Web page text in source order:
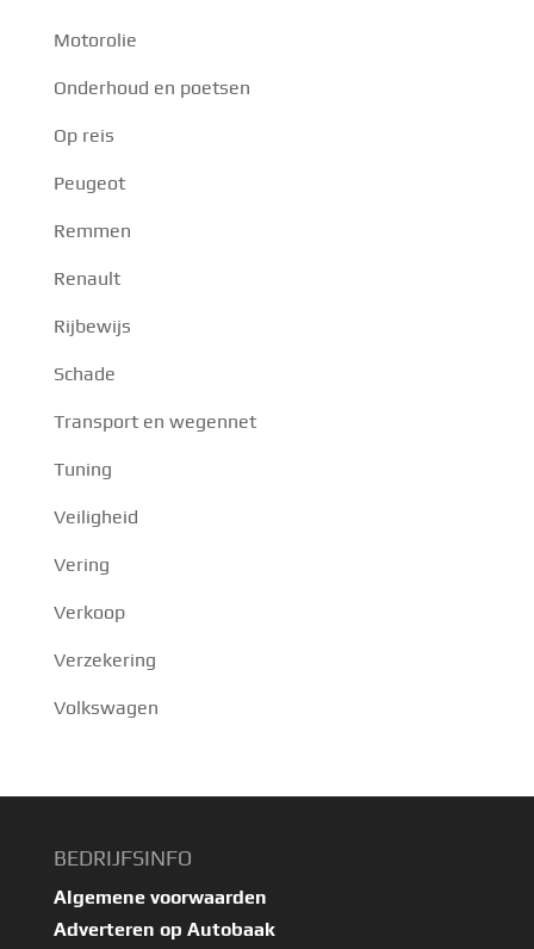
Motorolie
Onderhoud en poetsen
Op reis
Peugeot
Remmen
Renault
Rijbewijs
Schade
Transport en wegennet
Tuning
Veiligheid
Vering
Verkoop
Verzekering
Volkswagen
BEDRIJFSINFO
Algemene voorwaarden
Adverteren op Autobaak